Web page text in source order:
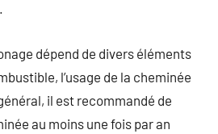
dépend de divers éléments
l’usage de la cheminée
il est recommandé de
au moins une fois par an